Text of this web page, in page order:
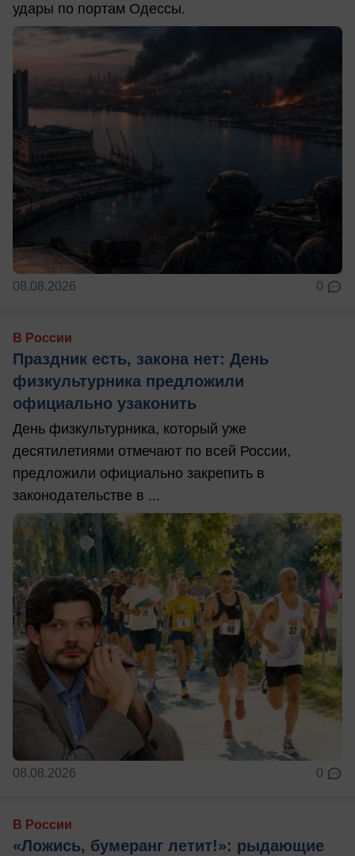
удары по портам Одессы.
08.08.2026 0
В России
Праздник есть, закона нет: День
физкультурника предложили
официально узаконить
День физкультурника, который уже
десятилетиями отмечают по всей России,
предложили официально закрепить в
законодательстве в ...
08.08.2026 0
В России
«Ложись, бумеранг летит!»: рыдающие